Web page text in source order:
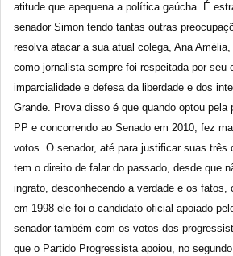
atitude que apequena a política gaúcha. É
senador Simon tendo tantas outras
resolva atacar a sua atual colega, Ana
como jornalista sempre foi respeitada por seu
imparcialidade e defesa da liberdade e dos
Grande. Prova disso é que quando optou
PP e concorrendo ao Senado em 2010, fez
votos. O senador, até para justificar suas três
tem o direito de falar do passado, desde que
ingrato, desconhecendo a verdade e os fatos,
em 1998 ele foi o candidato oficial apoiado
senador também com os votos dos
que o Partido Progressista apoiou, no